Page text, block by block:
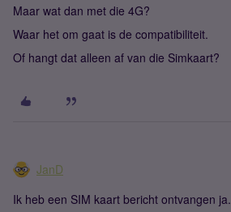
Maar wat dan met die 4G?
Waar het om gaat is de compatibiliteit.
Of hangt dat alleen af van die Simkaart?
JanD
Ik heb een SIM kaart bericht ontvangen ja.